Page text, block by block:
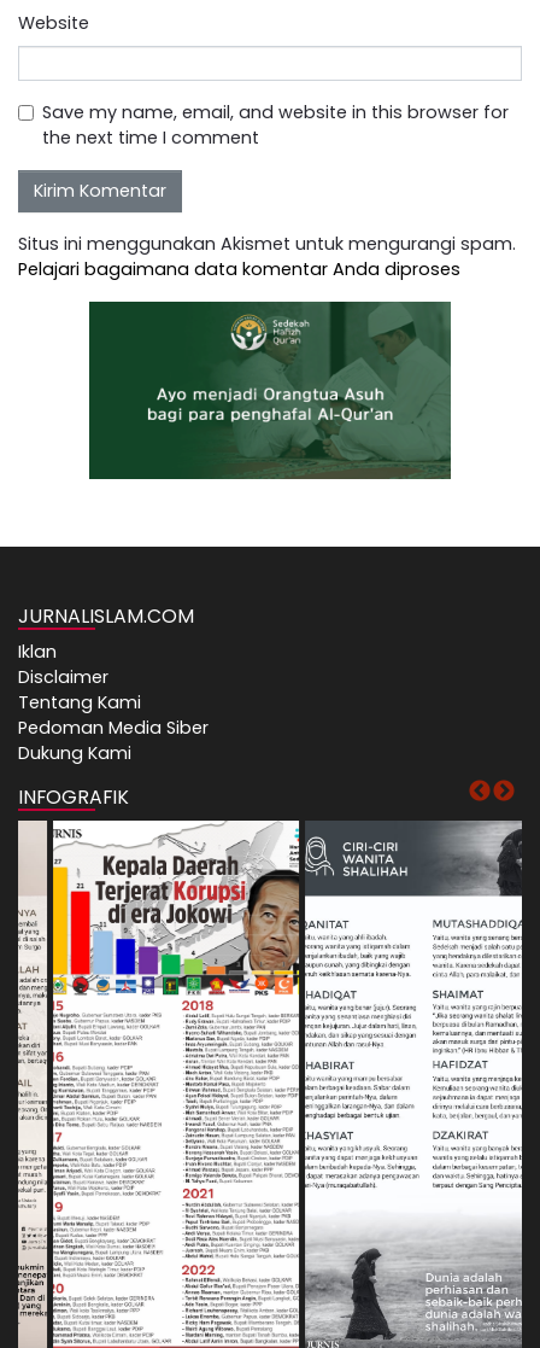
Website
Save my name, email, and website in this browser for
the next time I comment
Situs ini menggunakan Akismet untuk mengurangi spam.
Pelajari bagaimana data komentar Anda diproses
JURNALISLAM.COM
Iklan
Disclaimer
Tentang Kami
Pedoman Media Siber
Dukung Kami
INFOGRAFIK